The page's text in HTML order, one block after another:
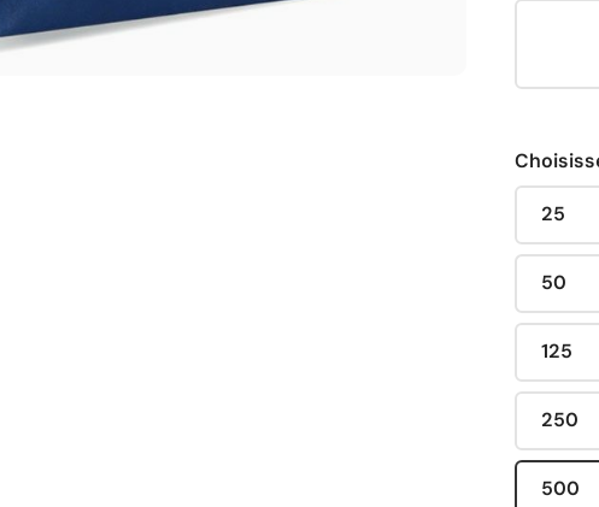
25
50
125
250
500